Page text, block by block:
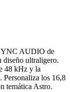
AUDIO de
diseño ultraligero.
48 kHz y la
los 16,8
temática Astro.